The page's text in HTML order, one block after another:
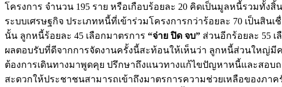
โครงการ จำนวน 195 ราย หรือเกือบร้อยละ 20 คิดเป็นมูลหนี้รวมทั้ง
ระบบเศรษฐกิจ ประเภทหนี้ที่เข้าร่วมโครงการกว่าร้อยละ 70 เป็น
นั้น ลูกหนี้ร้อยละ 45 เลือกมาตรการ “จ่าย ปิด จบ” ส่วนอีกร้อยละ 55 เ
ผลตอบรับที่ดีจากการจัดงานครั้งนี้สะท้อนให้เห็นว่า ลูกหนี้ส่วนใหญ่มี
ต้องการเดินทางมาพูดคุย ปรึกษาถึงแนวทางแก้ไขปัญหาหนี้และสอบ
สะดวกให้ประชาชนสามารถเข้าถึงมาตรการความช่วยเหลือของภาค